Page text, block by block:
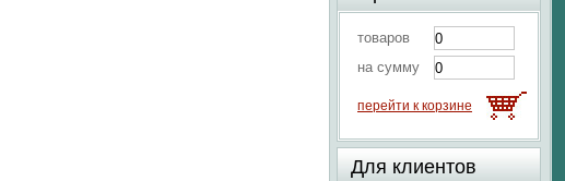
товаров
на сумму
перейти к корзине
Для клиентов